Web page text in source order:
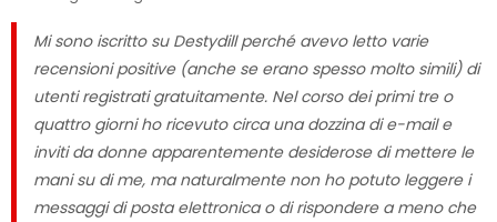
Mi sono iscritto su Destydill perché avevo letto varie
recensioni positive (anche se erano spesso molto simili) di
utenti registrati gratuitamente. Nel corso dei primi tre o
quattro giorni ho ricevuto circa una dozzina di e-mail e
inviti da donne apparentemente desiderose di mettere le
mani su di me, ma naturalmente non ho potuto leggere i
messaggi di posta elettronica o di rispondere a meno che